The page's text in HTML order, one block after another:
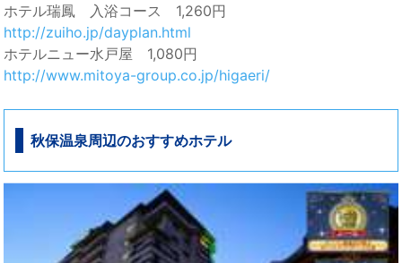
ホテル瑞鳳 入浴コース 1,260円
http://zuiho.jp/dayplan.html
ホテルニュー水戸屋 1,080円
http://www.mitoya-group.co.jp/higaeri/
秋保温泉周辺のおすすめホテル